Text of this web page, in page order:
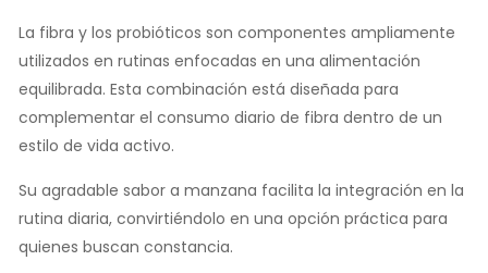
La fibra y los probióticos son componentes ampliamente
utilizados en rutinas enfocadas en una alimentación
equilibrada. Esta combinación está diseñada para
complementar el consumo diario de fibra dentro de un
estilo de vida activo.
Su agradable sabor a manzana facilita la integración en la
rutina diaria, convirtiéndolo en una opción práctica para
quienes buscan constancia.